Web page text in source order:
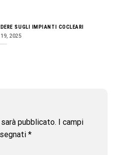
SUGLI IMPIANTI COCLEARI
2025
pubblicato. I campi
*